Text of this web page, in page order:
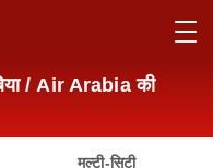
/ Air Arabia की
मल्टी-सिटी